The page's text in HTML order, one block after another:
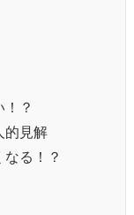
？
的見解
る！？